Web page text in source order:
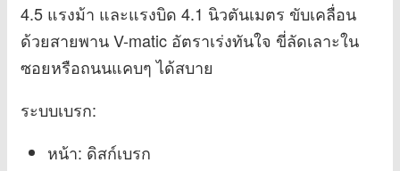
4.5 แรงม้า และแรงบิด 4.1 นิวตันเมตร ขับเคลื่อน
ด้วยสายพาน V-matic อัตราเร่งทันใจ ขี่ลัดเลาะใน
ซอยหรือถนนแคบๆ ได้สบาย
ระบบเบรก:
หน้า: ดิสก์เบรก